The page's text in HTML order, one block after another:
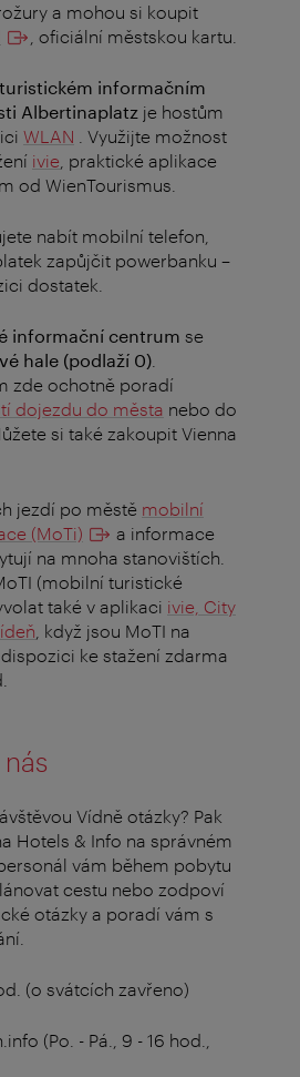
a mohou si koupit
, oficiální městskou kartu.
informačním
Albertinaplatz je hostům
WLAN
Využijte možnost
ivie , praktické aplikace
od WienTourismus.
nabít mobilní telefon,
zapůjčit powerbanku –
dostatek.
informační centrum se
hale (podlaží 0)
zde ochotně poradí
dojezdu do města nebo do
si také zakoupit Vienna
jezdí po městě mobilní
(MoTi)
a informace
na mnoha stanovištích.
(mobilní turistické
také v aplikaci ivie, City
, když jsou MoTI na
ke stažení zdarma
Vídně otázky? Pak
Hotels & Info na správném
vám během pobytu
cestu nebo zodpoví
otázky a poradí vám s
(o svátcích zavřeno)
(Po. - Pá., 9 - 16 hod.,